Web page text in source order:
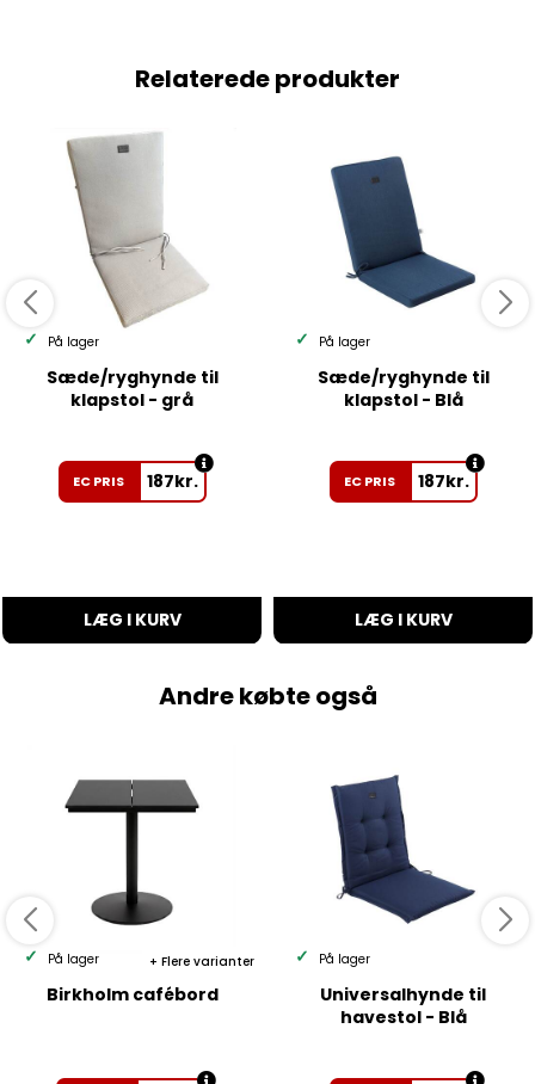
Relaterede produkter
På lager
Sæde/ryghynde til
klapstol - grå
EC PRIS 187kr.
LÆG I KURV
På lager
Sæde/ryghynde til
klapstol - Blå
EC PRIS 187kr.
LÆG I KURV
Andre købte også
Flere varianter
På lager
Birkholm cafébord
På lager
Universalhynde til
havestol - Blå